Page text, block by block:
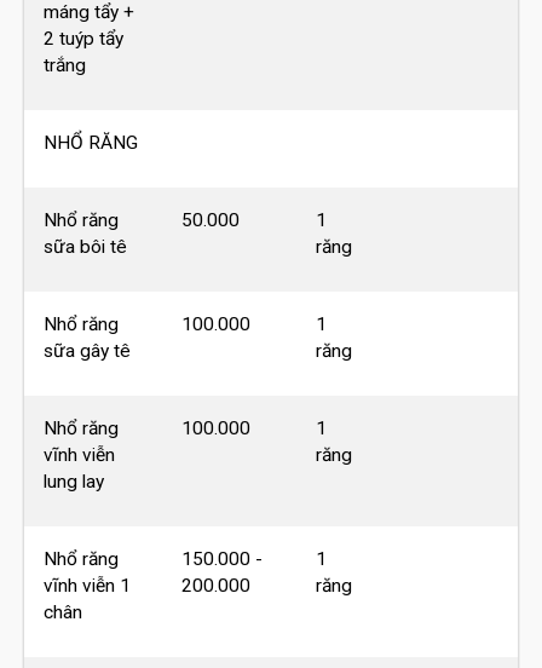
máng tẩy +
2 tuýp tẩy
trắng
NHỔ RĂNG
Nhổ răng
sữa bôi tê
50.000
1
răng
Nhổ răng
sữa gây tê
100.000
1
răng
Nhổ răng
vĩnh viễn
lung lay
100.000
1
răng
Nhổ răng
vĩnh viễn 1
chân
150.000 -
200.000
1
răng